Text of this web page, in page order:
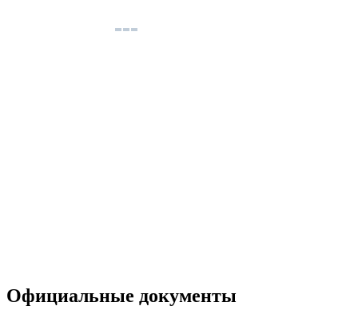
Официальные документы